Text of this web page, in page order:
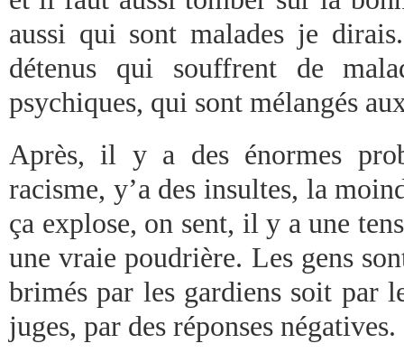
aussi qui sont malades je
détenus qui souffrent de
psychiques, qui sont mélangés
Après, il y a des énormes
racisme, y’a des insultes, la
ça explose, on sent, il y a une
une vraie poudrière. Les gens
brimés par les gardiens soit par
juges, par des réponses négatives.